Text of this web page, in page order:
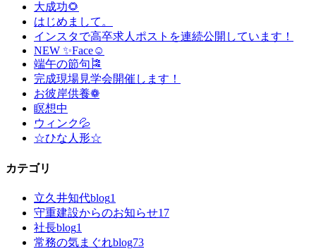
大成功🌻
はじめまして。
インスタで高卒求人ポストを連続公開しています！
NEW ✨Face☺
端午の節句🎏
完成現場見学会開催します！
お彼岸供養❁
瞑想中
ウィンク💦
☆ひな人形☆
カテゴリ
立久井知代blog1
守重建設からのお知らせ17
社長blog1
常務の気まぐれblog73